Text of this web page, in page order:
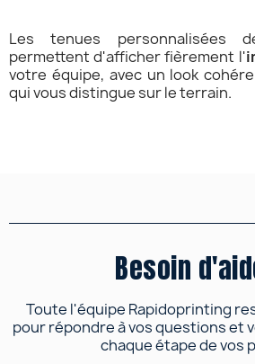
Les tenues personnalisées
permettent d'afficher fièrement l'
votre équipe, avec un look
qui vous distingue sur le terrain.
Besoin
Toute l'équipe Rapidoprinting
pour répondre à vos questions et
chaque étape de vos